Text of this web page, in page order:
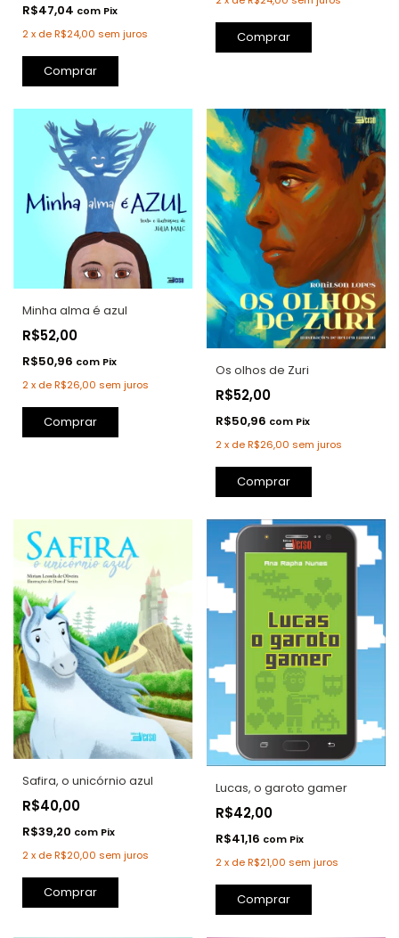
R$47,04 com Pix
2x deR$24,00 sem juros
Comprar
Comprar
Minha alma é azul
R$52,00
R$50,96 com Pix
2x deR$26,00 sem juros
Comprar
Os olhos de Zuri
R$52,00
R$50,96 com Pix
2 x deR$26,00 sem juros
Comprar
Safira, o unicórnio azul
R$40,00
R$39,20 com Pix
2x deR$20,00 sem juros
Comprar
Lucas, o garoto gamer
R$42,00
R$41,16 com Pix
2 x deR$21,00 sem juros
Comprar